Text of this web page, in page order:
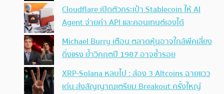
Cloudflare เปิดตัวกระเป๋า Stablecoin ให้ AI
Agent จ่ายค่า API และคอนเทนต์เองได้
Michael Burry เตือน ตลาดหุ้นอาจใกล้พีคเสี่ยง
ดิ่งแรง ย้ำวิกฤตปี 1987 อาจซ้ำรอย
XRP-Solana หลบไป : ส่อง 3 Altcoins ฉายแวว
เด่น ส่งสัญญาณเตรียม Breakout ครั้งใหญ่